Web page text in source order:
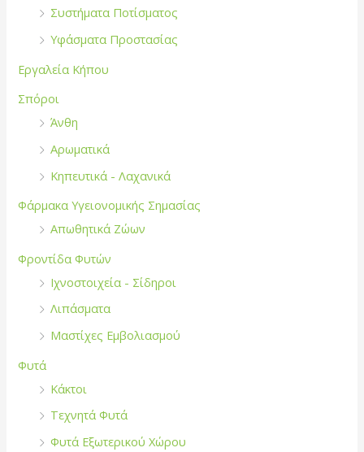
Συστήματα Ποτίσματος
Υφάσματα Προστασίας
Εργαλεία Κήπου
Σπόροι
Άνθη
Αρωματικά
Κηπευτικά - Λαχανικά
Φάρμακα Υγειονομικής Σημασίας
Απωθητικά Ζώων
Φροντίδα Φυτών
Ιχνοστοιχεία - Σίδηροι
Λιπάσματα
Μαστίχες Εμβολιασμού
Φυτά
Κάκτοι
Τεχνητά Φυτά
Φυτά Εξωτερικού Χώρου